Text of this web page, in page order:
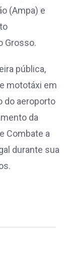
(Ampa) e
Grosso.
pública,
mototáxi em
do aeroporto
da
Combate a
durante sua